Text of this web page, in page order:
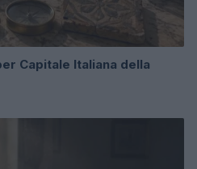
Capitale Italiana della